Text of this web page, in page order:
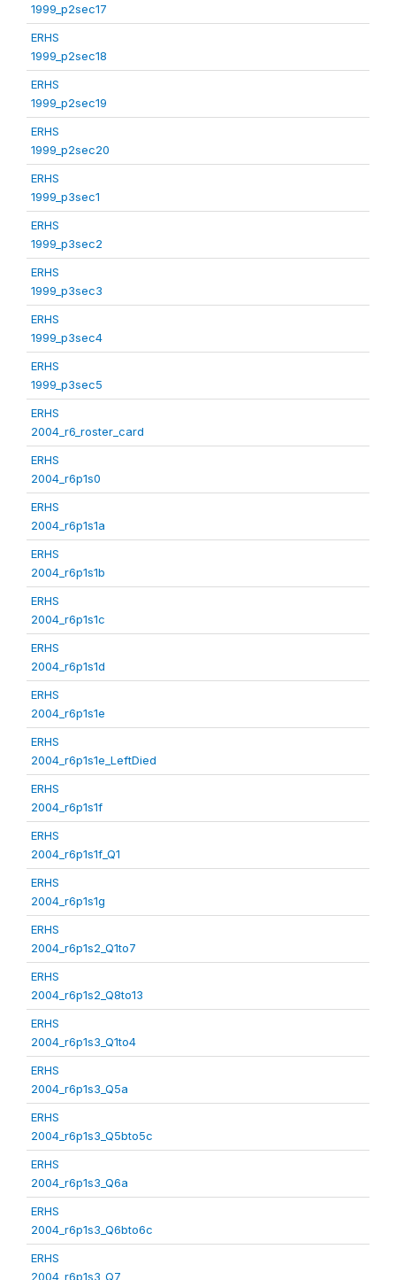
1999_p2sec17
ERHS
1999_p2sec18
ERHS
1999_p2sec19
ERHS
1999_p2sec20
ERHS
1999_p3sec1
ERHS
1999_p3sec2
ERHS
1999_p3sec3
ERHS
1999_p3sec4
ERHS
1999_p3sec5
ERHS
2004_r6_roster_card
ERHS
2004_r6p1s0
ERHS
2004_r6p1s1a
ERHS
2004_r6p1s1b
ERHS
2004_r6p1s1c
ERHS
2004_r6p1s1d
ERHS
2004_r6p1s1e
ERHS
2004_r6p1s1e_LeftDied
ERHS
2004_r6p1s1f
ERHS
2004_r6p1s1f_Q1
ERHS
2004_r6p1s1g
ERHS
2004_r6p1s2_Q1to7
ERHS
2004_r6p1s2_Q8to13
ERHS
2004_r6p1s3_Q1to4
ERHS
2004_r6p1s3_Q5a
ERHS
2004_r6p1s3_Q5bto5c
ERHS
2004_r6p1s3_Q6a
ERHS
2004_r6p1s3_Q6bto6c
ERHS
2004_r6p1s3_Q7